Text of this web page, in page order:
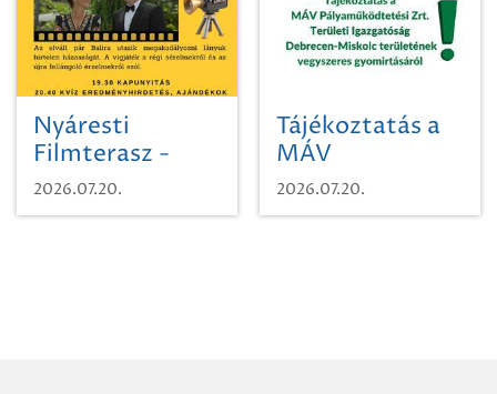
Nyáresti
Filmterasz -
Beugró a
Paradicsomba
2026.07.20.
Tájékoztatás a
MÁV
Pályaműködtetési
Zrt. Területi
2026.07.20.